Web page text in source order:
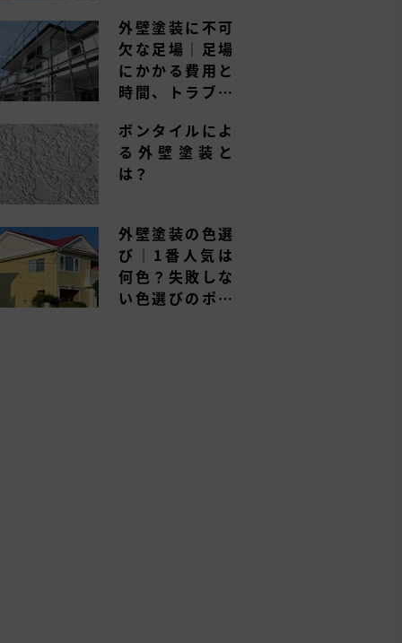
外壁塗装に不可
欠な足場｜足場
にかかる費用と
時間、トラブル
ボンタイルによ
る外壁塗装と
は？
外壁塗装の色選
び｜1番人気は
何色？失敗しな
い色選びのポイ